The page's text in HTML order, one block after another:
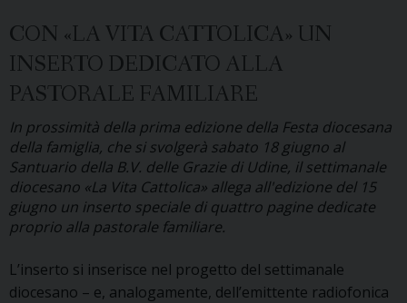
diocesano
per
la
della
famiglia
CON «LA VITA CATTOLICA» UN
INSERTO DEDICATO ALLA
PASTORALE FAMILIARE
In prossimità della prima edizione della Festa diocesana
della famiglia, che si svolgerà sabato 18 giugno al
Santuario della B.V. delle Grazie di Udine, il settimanale
diocesano «La Vita Cattolica» allega all'edizione del 15
giugno un inserto speciale di quattro pagine dedicate
proprio alla pastorale familiare.
L’inserto si inserisce nel progetto del settimanale
diocesano – e, analogamente, dell’emittente radiofonica